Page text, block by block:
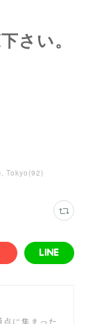
さい。
Tokyo (92)
に集まった